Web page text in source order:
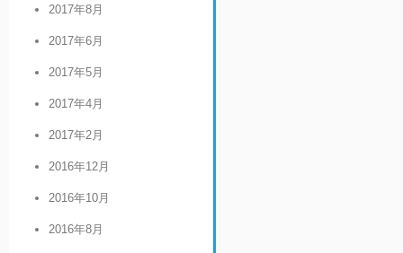
2017年8月
2017年6月
2017年5月
2017年4月
2017年2月
2016年12月
2016年10月
2016年8月